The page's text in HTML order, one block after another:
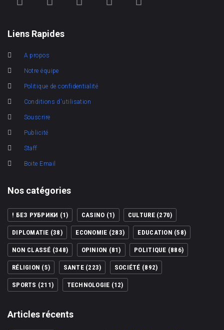
Liens Rapides
A propos
Notre équipe
Politique de confidentialité
Conditions d'utilisation
Souscrire
Publicité
Staff
Boite Email
Nos catégories
! БЕЗ РУБРИКИ (1) CASINO (1) CULTURE(270)
DIPLOMATIE (38) ECONOMIE (283) EDUCATION (58)
NON CLASSÉ (348) OPINION (81) POLITIQUE (886)
RÉLIGION (5) SANTE(223) SOCIÉTÉ (892)
SPORTS (211) TECHNOLOGIE (12)
Articles récents